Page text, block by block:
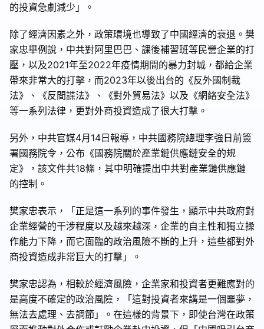
的投資急劇減少」
。
除了經濟因素之外，政策環境也導致了中國經濟的衰退。 樊
家忠舉例說， 中共對阿里巴巴、課後補習班等民營企業的打
壓，以及2021年至2022年疫情期間的暴力封城，都給企業
帶來非常大的打擊，而2023年以後出台的《反外國制裁
法》、《反間諜法》、《對外貿易法》以及《網絡安全法》
等一系列法律，更對外商投資造成了很大打擊。
另外，中共官媒4月14日報導，中共國務院總理李強日前簽
署國務院令，公布《國務院關於產業鏈供應鏈安全的規
定》，該文件共18條，其中明確提出中共對產業鏈供應鏈
的控制。
樊家忠表示，「正是這一系列的事件發生，顯示中共政府對
企業經營的干涉程度以及越來越深，企業的自主性和獨立操
作能力下降，而它面臨的政治風險不斷的上升，這些都對外
商投資造成非常巨大的打擊」。
樊家忠認為，相較於經濟風險，企業家和投資者更難應對的
是高度不確定的政治風險，「這對投資者來講是一個噩夢，
無法去處理、去調節」
。在這樣的背景下，即使台灣在政策